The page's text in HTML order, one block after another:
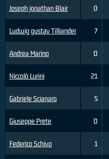
Joseph jonathan Blair
Ludwig gustav Tilliander
Andrea Marino
Niccolò Lurini
Gabriele Scianaro
Giuseppe Prete
Federico Schivo
0
7
0
21
5
0
1